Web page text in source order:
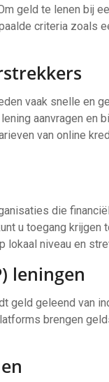
geld te lenen bij
criteria zoals
vaak snelle en
aanvragen en
van online
die
u toegang
lokaal niveau en
leningen
geld geleend van
brengen